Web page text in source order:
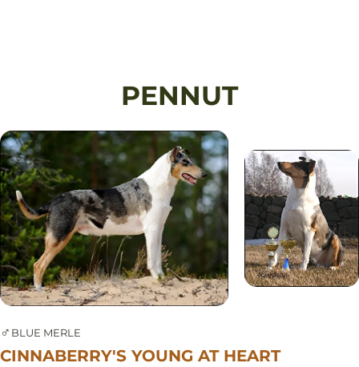
PENNUT
♂ BLUE MERLE
CINNABERRY'S YOUNG AT HEART